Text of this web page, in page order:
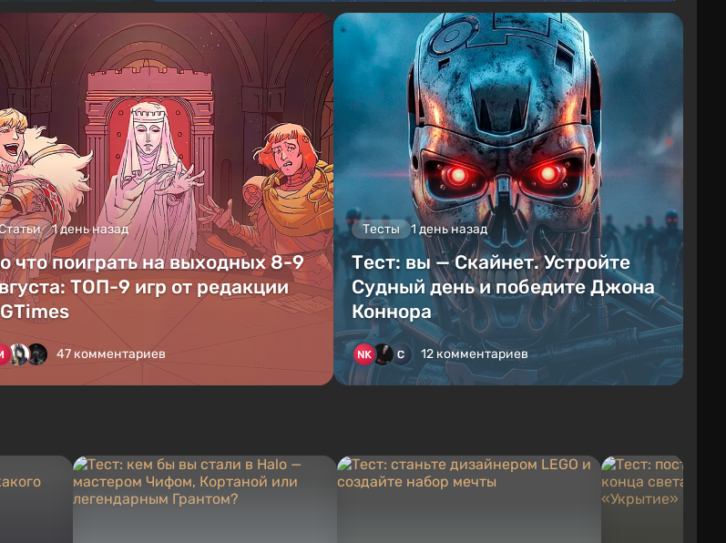
1 день назад
что поиграть на выходных 8-9
ТОП-9 игр от редакции
47 комментариев
Тесты 1 день назад
Тест: вы — Скайнет. Устройте
Судный день и победите Джона
Коннора
12 комментариев